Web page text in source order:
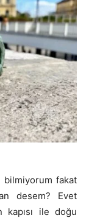
bilmiyorum fakat
desem? Evet
kapısı ile doğu